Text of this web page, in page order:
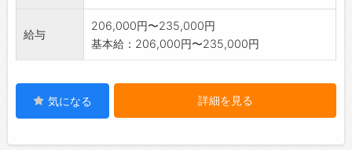
給与
206,000円〜235,000円
基本給：206,000円〜235,000円
気になる 詳細を見る